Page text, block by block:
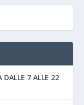
DALLE 7 ALLE 22